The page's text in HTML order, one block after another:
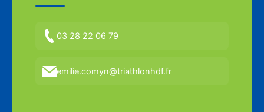
03 28 22 06 79
emilie.comyn@triathlonhdf.fr